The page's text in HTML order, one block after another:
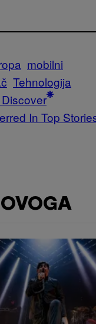
mobilni
Tehnologija
In Top